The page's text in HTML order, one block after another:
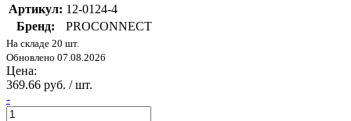
Артикул: 12-0124-4
Бренд:
PROCONNECT
На складе 20 шт.
Обновлено 07.08.2026
Цена:
369.66 руб. / шт.
-